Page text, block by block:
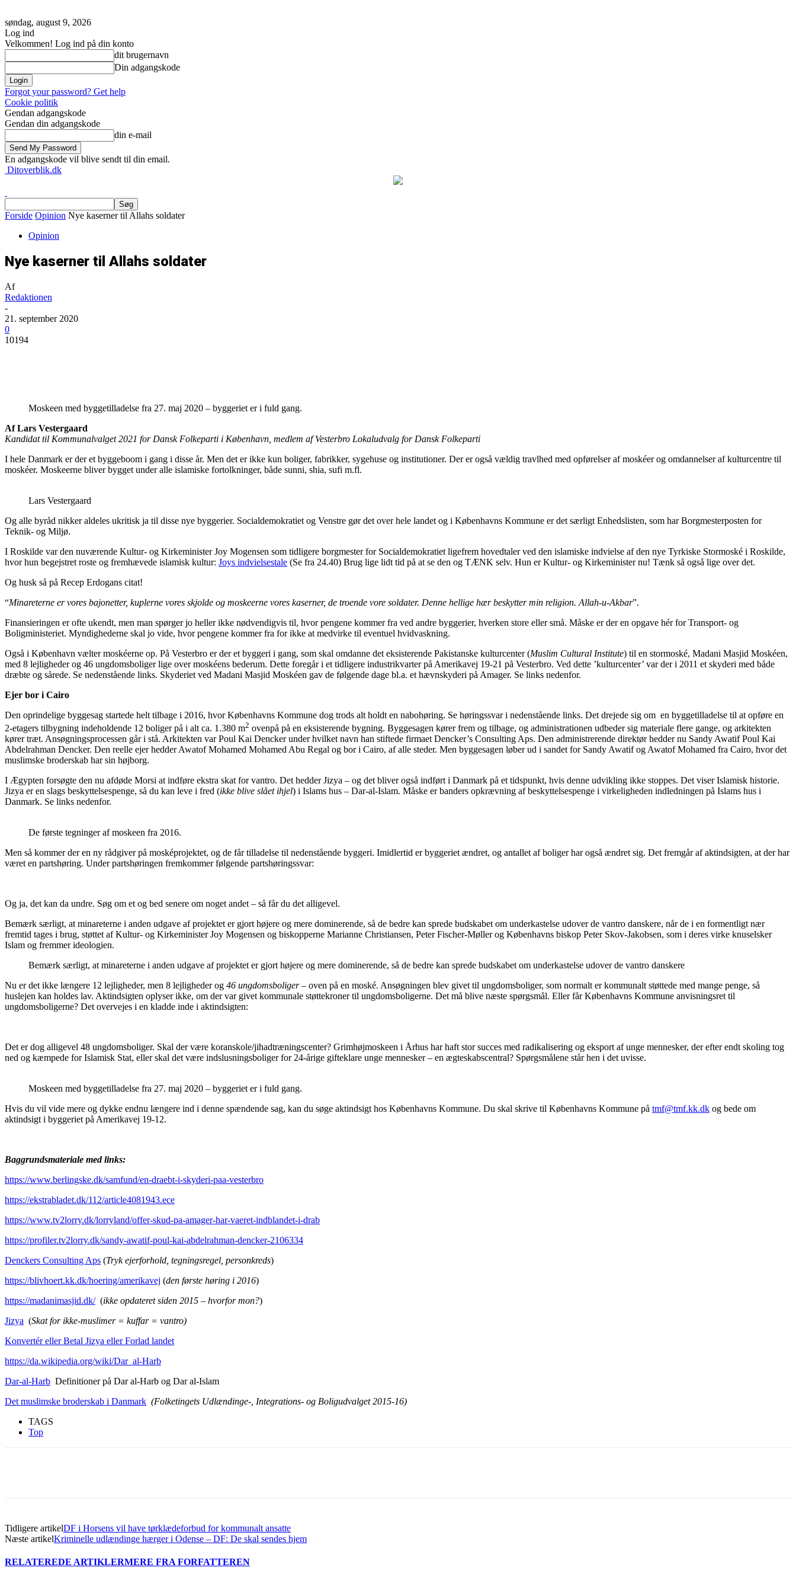
søndag, august 9, 2026
Log ind
Velkommen! Log ind på din konto
dit brugernavn
Din adgangskode
Forgot your password? Get help
Cookie politik
Gendan adgangskode
Gendan din adgangskode
din e-mail
En adgangskode vil blive sendt til din email.
Ditoverblik.dk
Forside Opinion Nye kaserner til Allahs soldater
Opinion
Nye kaserner til Allahs soldater
Af
Redaktionen
-
21. september 2020
0
10194
Moskeen med byggetilladelse fra 27. maj 2020 – byggeriet er i fuld gang.
Af Lars Vestergaard
Kandidat til Kommunalvalget 2021 for Dansk Folkeparti i København, medlem af Vesterbro Lokaludvalg for Dansk Folkeparti
I hele Danmark er der et byggeboom i gang i disse år. Men det er ikke kun boliger, fabrikker, sygehuse og institutioner. Der er også vældig travlhed med opførelser af moskéer og omdannelser af kulturcentre til
moskéer. Moskeerne bliver bygget under alle islamiske fortolkninger, både sunni, shia, sufi m.fl.
Lars Vestergaard
Og alle byråd nikker aldeles ukritisk ja til disse nye byggerier. Socialdemokratiet og Venstre gør det over hele landet og i Københavns Kommune er det særligt Enhedslisten, som har Borgmesterposten for
Teknik- og Miljø.
I Roskilde var den nuværende Kultur- og Kirkeminister Joy Mogensen som tidligere borgmester for Socialdemokratiet ligefrem hovedtaler ved den islamiske indvielse af den nye Tyrkiske Stormoské i Roskilde,
hvor hun begejstret roste og fremhævede islamisk kultur: Joys indvielsestale (Se fra 24.40) Brug lige lidt tid på at se den og TÆNK selv. Hun er Kultur- og Kirkeminister nu! Tænk så også lige over det.
Og husk så på Recep Erdogans citat!
“Minareterne er vores bajonetter, kuplerne vores skjolde og moskeerne vores kaserner, de troende vore soldater. Denne hellige hær beskytter min religion. Allah-u-Akbar”.
Finansieringen er ofte ukendt, men man spørger jo heller ikke nødvendigvis til, hvor pengene kommer fra ved andre byggerier, hverken store eller små. Måske er der en opgave hér for Transport- og
Boligministeriet. Myndighederne skal jo vide, hvor pengene kommer fra for ikke at medvirke til eventuel hvidvaskning.
Også i København vælter moskéerne op. På Vesterbro er der et byggeri i gang, som skal omdanne det eksisterende Pakistanske kulturcenter (Muslim Cultural Institute) til en stormoské, Madani Masjid Moskéen,
med 8 lejligheder og 46 ungdomsboliger lige over moskéens bederum. Dette foregår i et tidligere industrikvarter på Amerikavej 19-21 på Vesterbro. Ved dette ’kulturcenter’ var der i 2011 et skyderi med både
dræbte og sårede. Se nedenstående links. Skyderiet ved Madani Masjid Moskéen gav de følgende dage bl.a. et hævnskyderi på Amager. Se links nedenfor.
Ejer bor i Cairo
Den oprindelige byggesag startede helt tilbage i 2016, hvor Københavns Kommune dog trods alt holdt en nabohøring. Se høringssvar i nedenstående links. Det drejede sig om en byggetilladelse til at opføre en
2-etagers tilbygning indeholdende 12 boliger på i alt ca. 1.380 m2 ovenpå på en eksisterende bygning. Byggesagen kører frem og tilbage, og administrationen udbeder sig materiale flere gange, og arkitekten
kører træt. Ansøgningsprocessen går i stå. Arkitekten var Poul Kai Dencker under hvilket navn han stiftede firmaet Dencker’s Consulting Aps. Den administrerende direktør hedder nu Sandy Awatif Poul Kai
Abdelrahman Dencker. Den reelle ejer hedder Awatof Mohamed Mohamed Abu Regal og bor i Cairo, af alle steder. Men byggesagen løber ud i sandet for Sandy Awatif og Awatof Mohamed fra Cairo, hvor det
muslimske broderskab har sin højborg.
I Ægypten forsøgte den nu afdøde Morsi at indføre ekstra skat for vantro. Det hedder Jizya – og det bliver også indført i Danmark på et tidspunkt, hvis denne udvikling ikke stoppes. Det viser Islamisk historie.
Jizya er en slags beskyttelsespenge, så du kan leve i fred (ikke blive slået ihjel) i Islams hus – Dar-al-Islam. Måske er banders opkrævning af beskyttelsespenge i virkeligheden indledningen på Islams hus i
Danmark. Se links nedenfor.
De første tegninger af moskeen fra 2016.
Men så kommer der en ny rådgiver på mosképrojektet, og de får tilladelse til nedenstående byggeri. Imidlertid er byggeriet ændret, og antallet af boliger har også ændret sig. Det fremgår af aktindsigten, at der har
været en partshøring. Under partshøringen fremkommer følgende partshøringssvar:
Og ja, det kan da undre. Søg om et og bed senere om noget andet – så får du det alligevel.
Bemærk særligt, at minareterne i anden udgave af projektet er gjort højere og mere dominerende, så de bedre kan sprede budskabet om underkastelse udover de vantro danskere, når de i en formentligt nær
fremtid tages i brug, støttet af Kultur- og Kirkeminister Joy Mogensen og biskopperne Marianne Christiansen, Peter Fischer-Møller og Københavns biskop Peter Skov-Jakobsen, som i deres virke knuselsker
Islam og fremmer ideologien.
Bemærk særligt, at minareterne i anden udgave af projektet er gjort højere og mere dominerende, så de bedre kan sprede budskabet om underkastelse udover de vantro danskere
Nu er det ikke længere 12 lejligheder, men 8 lejligheder og 46 ungdomsboliger– oven på en moské. Ansøgningen blev givet til ungdomsboliger, som normalt er kommunalt støttede med mange penge, så
huslejen kan holdes lav. Aktindsigten oplyser ikke, om der var givet kommunale støttekroner til ungdomsboligerne. Det må blive næste spørgsmål. Eller får Københavns Kommune anvisningsret til
ungdomsboligerne? Det overvejes i en kladde inde i aktindsigten:
Det er dog alligevel 48 ungdomsboliger. Skal der være koranskole/jihadtræningscenter? Grimhøjmoskeen i Århus har haft stor succes med radikalisering og eksport af unge mennesker, der efter endt skoling tog
ned og kæmpede for Islamisk Stat, eller skal det være indslusningsboliger for 24-årige gifteklare unge mennesker – en ægteskabscentral? Spørgsmålene står hen i det uvisse.
Moskeen med byggetilladelse fra 27. maj 2020 – byggeriet er i fuld gang.
Hvis du vil vide mere og dykke endnu længere ind i denne spændende sag, kan du søge aktindsigt hos Københavns Kommune. Du skal skrive til Københavns Kommune på tmf@tmf.kk.dk og bede om
aktindsigt i byggeriet på Amerikavej 19-12.
Baggrundsmateriale med links:
https://www.berlingske.dk/samfund/en-draebt-i-skyderi-paa-vesterbro
https://ekstrabladet.dk/112/article4081943.ece
https://www.tv2lorry.dk/lorryland/offer-skud-pa-amager-har-vaeret-indblandet-i-drab
https://profiler.tv2lorry.dk/sandy-awatif-poul-kai-abdelrahman-dencker-2106334
Denckers Consulting Aps (Tryk ejerforhold, tegningsregel, personkreds)
https://blivhoert.kk.dk/hoering/amerikavej (den første høring i 2016)
https://madanimasjid.dk/(ikke opdateret siden 2015 – hvorfor mon?)
Jizya (Skat for ikke-muslimer = kuffar = vantro)
Konvertér eller Betal Jizya eller Forlad landet
https://da.wikipedia.org/wiki/Dar_al-Harb
Dar-al-Harb Definitioner på Dar al-Harb og Dar al-Islam
Det muslimske broderskab i Danmark (Folketingets Udlændinge-, Integrations- og Boligudvalget 2015-16)
TAGS
Top
Tidligere artikelDF i Horsens vil have tørklædeforbud for kommunalt ansatte
Næste artikelKriminelle udlændinge hærger i Odense – DF: De skal sendes hjem
RELATEREDE ARTIKLERMERE FRA FORFATTEREN